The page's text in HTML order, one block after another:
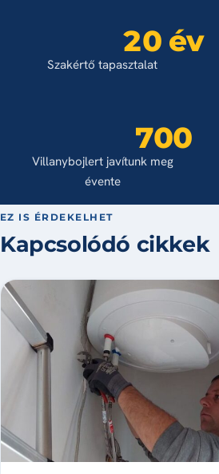
20 év
Szakértő tapasztalat
700
Villanybojlert javítunk meg
évente
EZ IS ÉRDEKELHET
Kapcsolódó cikkek